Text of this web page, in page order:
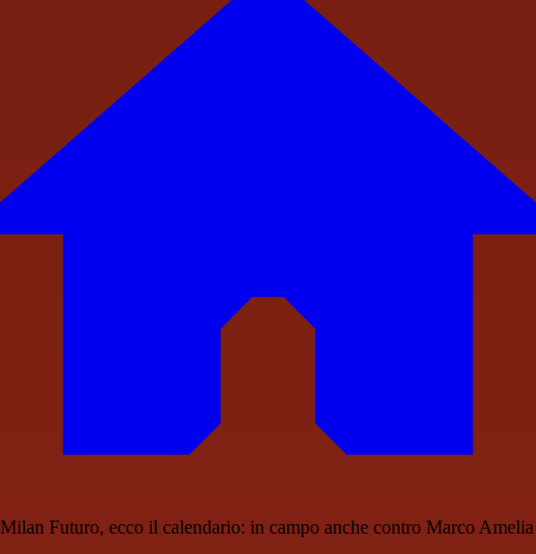
Milan Futuro, ecco il calendario: in campo anche contro Marco Amelia